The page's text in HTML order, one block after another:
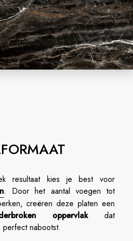
resultaat kies je best voor
. Door het aantal voegen tot
creëren deze platen een
oppervlakdat
perfect nabootst.